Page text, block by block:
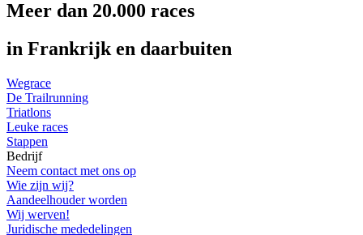
Meer dan 20.000 races
in Frankrijk en daarbuiten
Wegrace
De Trailrunning
Triatlons
Leuke races
Stappen
Bedrijf
Neem contact met ons op
Wie zijn wij?
Aandeelhouder worden
Wij werven!
Juridische mededelingen